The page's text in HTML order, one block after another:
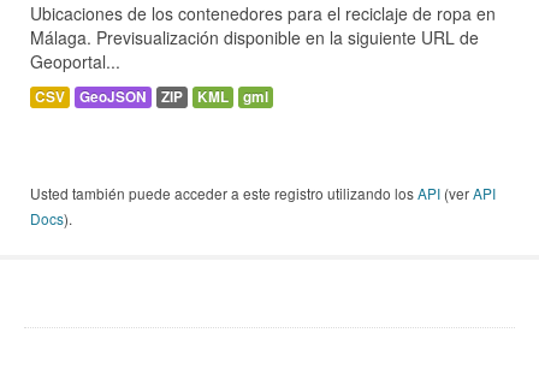
Ubicaciones de los contenedores para el reciclaje de ropa en
Málaga. Previsualización disponible en la siguiente URL de
Geoportal...
CSV GeoJSON ZIP KML gml
Usted también puede acceder a este registro utilizando losAPI (verAPI
Docs).